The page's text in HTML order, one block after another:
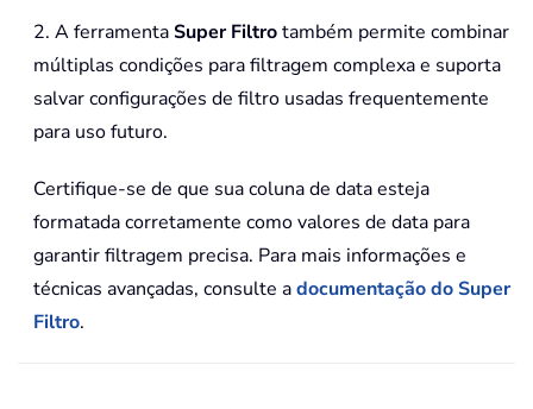
2. A ferramentaSuper Filtrotambém permite combinar
múltiplas condições para filtragem complexa e suporta
salvar configurações de filtro usadas frequentemente
para uso futuro.
Certifique-se de que sua coluna de data esteja
formatada corretamente como valores de data para
garantir filtragem precisa. Para mais informações e
técnicas avançadas, consulte adocumentação do Super
Filtro.